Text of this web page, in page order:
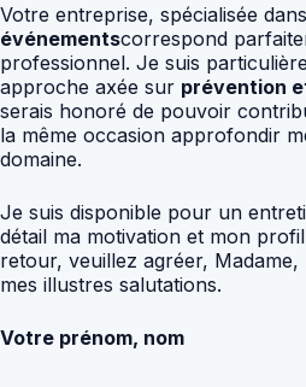
Votre entreprise, spécialisée dans
événementscorrespond
professionnel. Je suis
approche axée sur prévention
serais honoré de pouvoir
la même occasion approfondir
domaine.
Je suis disponible pour un
détail ma motivation et mon
retour, veuillez agréer, Madame,
mes illustres salutations.
Votre prénom, nom